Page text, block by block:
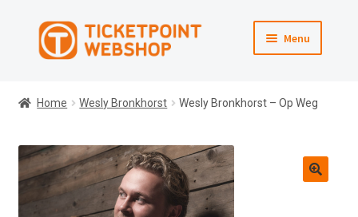
Ga
door
Ga
direct
inhoud
Menu
Afrekenen
Naar Ticketpoint.nl
Home Wesly Bronkhorst Wesly Bronkhorst – Op Weg